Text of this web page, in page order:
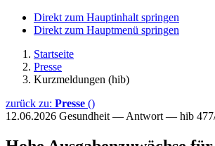
Direkt zum Hauptinhalt springen
Direkt zum Hauptmenü springen
Startseite
Presse
Kurzmeldungen (hib)
zurück zu: Presse ()
12.06.2026 Gesundheit — Antwort — hib